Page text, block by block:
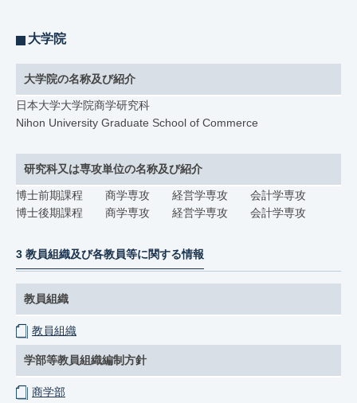
大学院
大学院の名称及び紹介
日本大学大学院商学研究科
Nihon University Graduate School of Commerce
研究科又は専攻単位の名称及び紹介
博士前期課程 商学専攻 経営学専攻 会計学専攻
博士後期課程 商学専攻 経営学専攻 会計学専攻
3 教員組織及び各教員等に関する情報
教員組織
教員組織
学部等教員組織編制方針
商学部